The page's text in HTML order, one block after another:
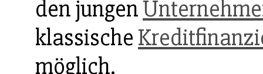
den jungen
klassische
möglich.